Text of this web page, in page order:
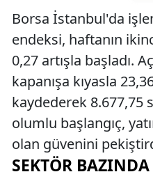
Borsa İstanbul'da
endeksi, haftanın
0,27 artışla başladı.
kapanışa kıyasla
kaydederek 8.677,75
olumlu başlangıç,
olan güvenini
SEKTÖR